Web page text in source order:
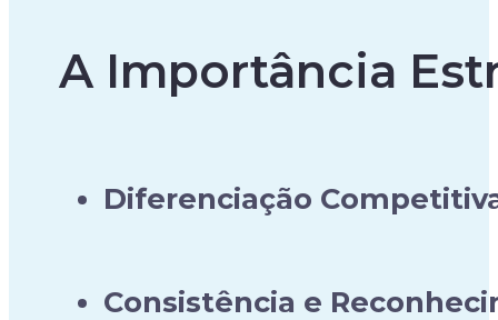
A Importância
Diferenciação
Consistência e